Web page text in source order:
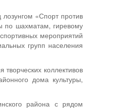
«Спорт против
по шахматам, гиревому
мероприятий
групп населения
коллективов
дома культуры,
района с рядом